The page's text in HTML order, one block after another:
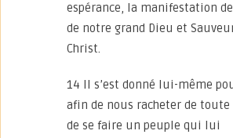
espérance, la manifestation
de notre grand Dieu et
Christ.
14 Il s’est donné lui-même
afin de nous racheter de
de se faire un peuple qui lui